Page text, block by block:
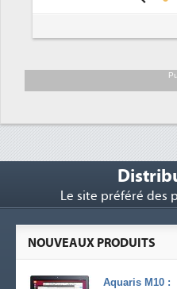
Le site préféré des
NOUVEAUX PRODUITS
Aquaris M10 :